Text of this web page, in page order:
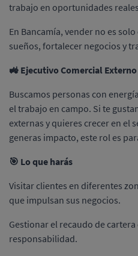
trabajo en oportunidades
En Bancamía, vender no es
sueños, fortalecer negocios y
🚜 Ejecutivo Comercial Externo
Buscamos personas con
el trabajo en campo. Si te
externas y quieres crecer en el
generas impacto, este rol es
🎯 Lo que harás
Visitar clientes en diferentes
que impulsan sus negocios.
Gestionar el recaudo de cartera
responsabilidad.